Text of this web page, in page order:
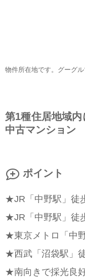
物件所在地です。グーグ
第1種住居地域
中古マンション
ポイント
★JR「中野駅」徒
★JR「中野駅」徒
★東京メトロ「中
★西武「沼袋駅」
★南向きで採光良好